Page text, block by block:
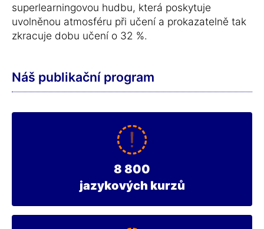
superlearningovou hudbu, která poskytuje
uvolněnou atmosféru při učení a prokazatelně tak
zkracuje dobu učení o 32 %.
Náš publikační program
8 800
jazykových kurzů